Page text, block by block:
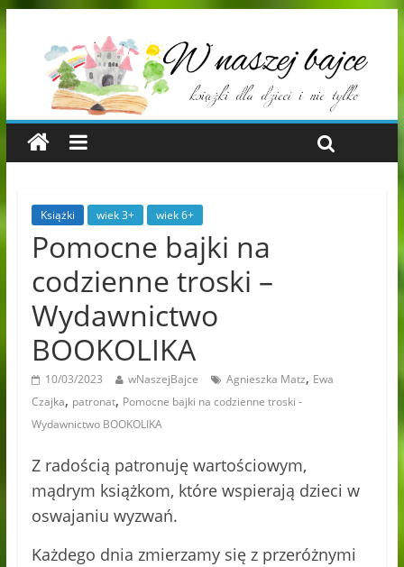
Książki wiek 3+ wiek 6+
Pomocne bajki na
codzienne troski –
Wydawnictwo
BOOKOLIKA
10/03/2023 wNaszejBajce Agnieszka Matz, Ewa
Czajka, patronat, Pomocne bajki na codzienne troski -
Wydawnictwo BOOKOLIKA
Z radością patronuję wartościowym,
mądrym książkom, które wspierają dzieci w
oswajaniu wyzwań.
Każdego dnia zmierzamy się z przeróżnymi